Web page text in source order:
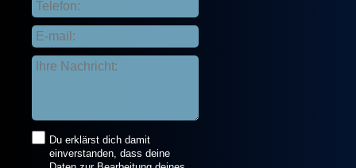
Du erklärst dich damit
einverstanden, dass deine